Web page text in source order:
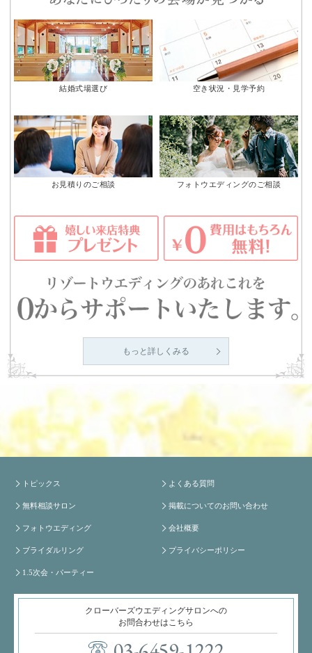
結婚式場選び 空き状況・見学予約
お見積りのご相談 フォトウエディングのご相談
もっと詳しくみる
トピックス
無料相談サロン
フォトウエディング
ブライダルリング
1.5次会・パーティー
よくある質問
掲載についてのお問い合わせ
会社概要
プライバシーポリシー
クローバーズウエディングサロンへの
お問合わせはこちら